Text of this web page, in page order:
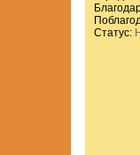
Статус: